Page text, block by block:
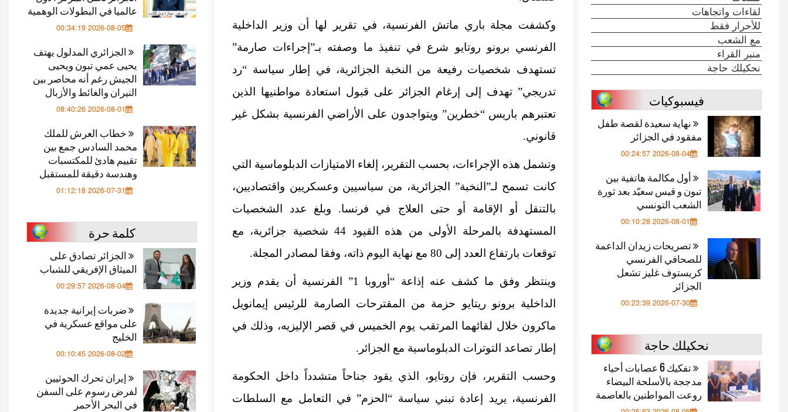
عالميا في البطولات الوهمية
2026-08-05 00:34:19
الجزائري المدلول يهتف
يحيى عمي تبون ويحيى
الجيش رغم أنه محاصر بين
النيران والغائط والأزبال
2026-08-01 08:40:26
خطاب العرش للملك
محمد السادس جمع بين
تقييم هادئ للمكتسبات
وهندسة دقيقة للمستقبل
2026-07-31 01:12:18
كلمة حرة
الجزائر تصادق على
الميثاق الإفريقي للشباب
2026-08-04 00:29:57
ضربات إيرانية جديدة
على مواقع عسكرية في
الخليج
2026-08-02 00:10:45
إيران تحرك الحوثيين
لفرض رسوم على السفن
في البحر الأحمر
وكشفت مجلة باري ماتش الفرنسية، في تقرير لها أن وزير الداخلية
الفرنسي برونو روتايو شرع في تنفيذ ما وصفته بـ”إجراءات صارمة”
تستهدف شخصيات رفيعة من النخبة الجزائرية، في إطار سياسة “رد
تدريجي” تهدف إلى إرغام الجزائر على قبول استعادة مواطنيها الذين
تعتبرهم باريس “خطرين” ويتواجدون على الأراضي الفرنسية بشكل غير
قانوني.
وتشمل هذه الإجراءات، بحسب التقرير، إلغاء الامتيازات الدبلوماسية التي
كانت تسمح لـ”النخبة” الجزائرية، من سياسيين وعسكريين واقتصاديين،
بالتنقل أو الإقامة أو حتى العلاج في فرنسا. وبلغ عدد الشخصيات
المستهدفة بالمرحلة الأولى من هذه القيود 44 شخصية جزائرية، مع
توقعات بارتفاع العدد إلى 80 مع نهاية اليوم ذاته، وفقا لمصادر المجلة.
وينتظر وفق ما كشف عنه إذاعة “أوروبا 1” الفرنسية أن يقدم وزير
الداخلية برونو ريتايو حزمة من المقترحات الصارمة للرئيس إيمانويل
ماكرون خلال لقائهما المرتقب يوم الخميس في قصر الإليزيه، وذلك في
إطار تصاعد التوترات الدبلوماسية مع الجزائر.
وحسب التقرير، فإن روتايو، الذي يقود جناحاً متشدداً داخل الحكومة
الفرنسية، يريد إعادة تبني سياسة “الحزم”في التعامل مع السلطات
لقاءات واتجاهات
للأحرار فقط
مع الشعب
منبر القراء
نحكيلك حاجة
فيسبوكيات
نهاية سعيدة لقصة طفل
مفقود في الجزائر
2026-08-04 00:24:57
أول مكالمة هاتفية بين
تبون و قيس سعيّد بعد ثورة
الشعب التونسي
2026-08-01 00:10:28
تصريحات زيدان الداعمة
للصحافي الفرنسي
كريستوف غليز تشعل
الجزائر
2026-07-30 00:23:39
نحكيلك حاجة
تفكيك 6 عصابات أحياء
مدججة بالأسلحة البيضاء
روعت المواطنين بالعاصمة